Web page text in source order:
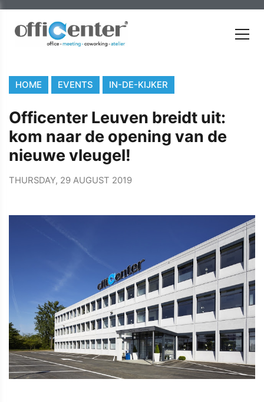
HOME EVENTS IN-DE-KIJKER
Officenter Leuven breidt uit:
kom naar de opening van de
nieuwe vleugel!
THURSDAY, 29 AUGUST 2019